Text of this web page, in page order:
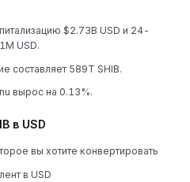
$2.73B USD и 24-
USD.
составляет 589T SHIB.
вырос на 0.13%.
в USD
вы хотите конвертировать
в USD